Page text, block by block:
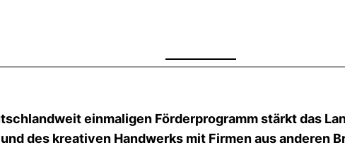
einmaligen Förderprogramm stärkt das
des kreativen Handwerks mit Firmen aus anderen